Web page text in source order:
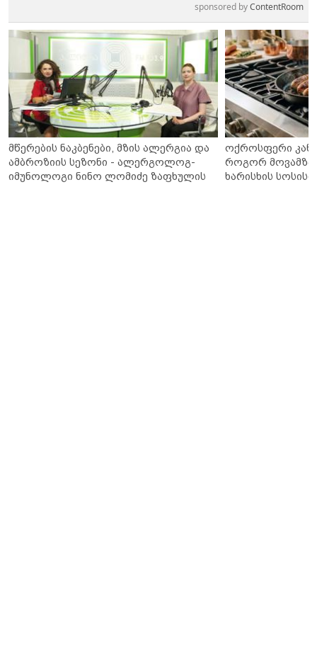
sponsored byContentRoom
მწერების ნაკბენები, მზის ალერგია და
ამბროზიის სეზონი - ალერგოლოგ-
იმუნოლოგი ნინო ლომიძე ზაფხულის
ოქროსფერი კანი
როგორ
ხარისხის სოსისი